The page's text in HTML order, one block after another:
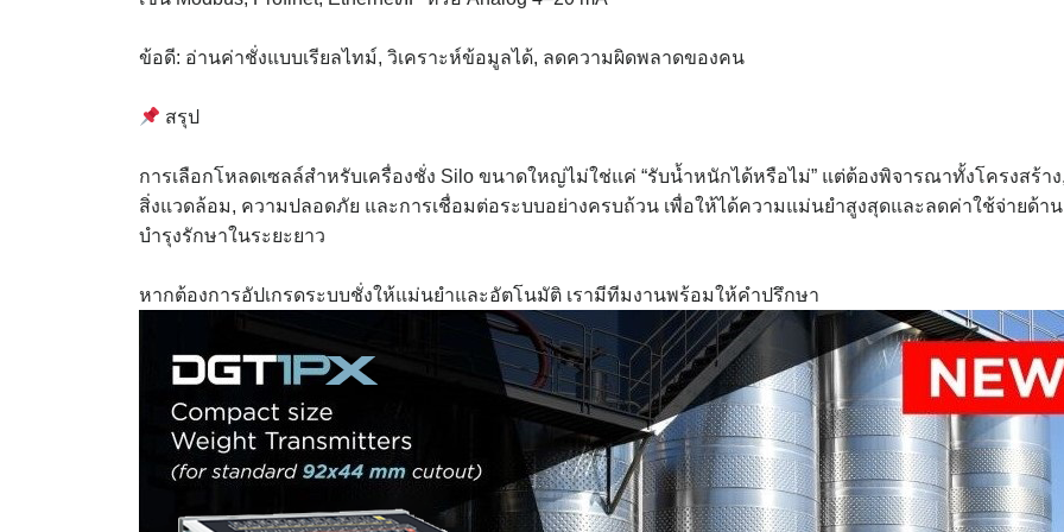
ข้อดี: อ่านค่าชั่งแบบเรียลไทม์, วิเคราะห์ข้อมูลได้, ลดความผิดพลาดของคน
สรุป
การเลือกโหลดเซลล์สำหรับเครื่องชั่ง Silo ขนาดใหญ่ไม่ใช่แค่ “รับน้ำหนักได้หรือไม่” แต่ต้องพิจารณาทั้งโครงสร้าง
สิ่งแวดล้อม, ความปลอดภัย และการเชื่อมต่อระบบอย่างครบถ้วน เพื่อให้ได้ความแม่นยำสูงสุดและลดค่าใช้จ่ายด้าน
บำรุงรักษาในระยะยาว
หากต้องการอัปเกรดระบบชั่งให้แม่นยำและอัตโนมัติ เรามีทีมงานพร้อมให้คำปรึกษา